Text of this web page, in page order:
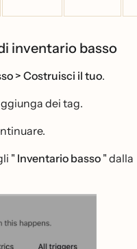
inventario basso
> Costruisci il tuo.
dei tag.
" Inventario basso " dalla